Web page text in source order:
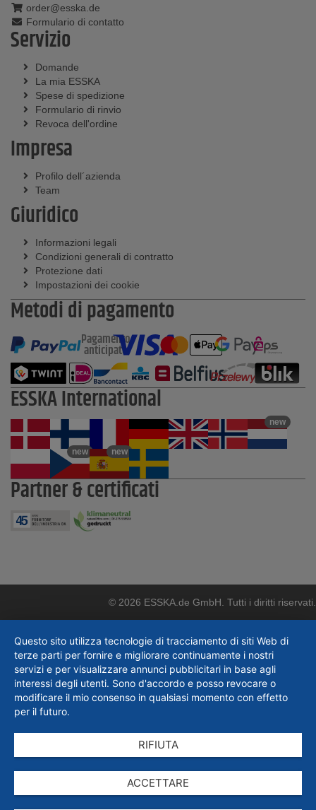
order@esska.de
Formulario di contatto
Servizio
Domande
La mia ESSKA
Spese di spedizione
Formulario di rinvio
Revoca dell'ordine
Impresa
Profilo dell´azienda
Team
Giuridico
Informazioni legali
Condizioni generali di contratto
Protezione dati
Impostazioni dei cookie
Metodi di pagamento
Pagamento
anticipato
ESSKA International
new
new new
Partner & certificati
© 2026 ESSKA.de GmbH. Tutti i diritti riservati.
Questo sito utilizza tecnologie di tracciamento di siti Web di
terze parti per fornire e migliorare continuamente i nostri
servizi e per visualizzare annunci pubblicitari in base agli
interessi degli utenti. Sono d'accordo e posso revocare o
modificare il mio consenso in qualsiasi momento con effetto
per il futuro.
RIFIUTA
ACCETTARE